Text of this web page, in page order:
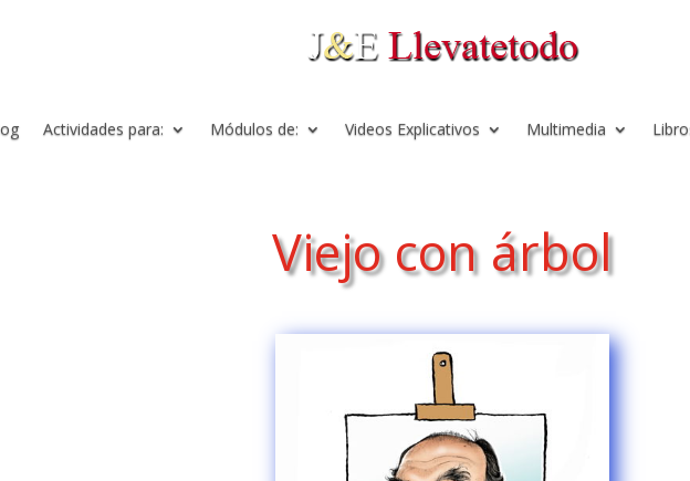
Actividades para: Módulos de: Videos Explicativos Multimedia
Viejo con árbol